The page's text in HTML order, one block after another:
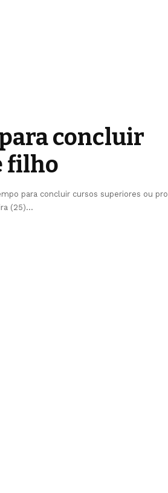
concluir
filho
para concluir cursos superiores ou
(25)…